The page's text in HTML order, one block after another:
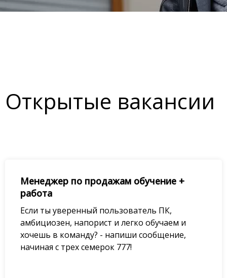
Открытые вакансии
Менеджер по продажам обучение +
работа
Если ты уверенный пользователь ПК,
амбициозен, напорист и легко обучаем и
хочешь в команду? - напиши сообщение,
начиная с трех семерок 777!